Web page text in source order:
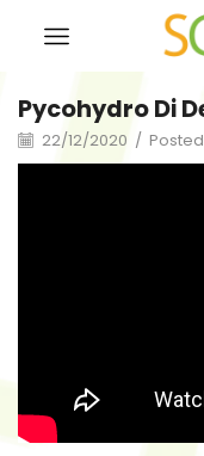
Pycohydro Di
22/12/2020 /